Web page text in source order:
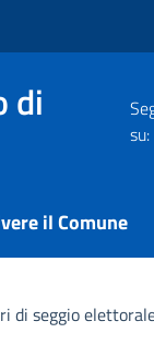
di
su:
il Comune
di seggio